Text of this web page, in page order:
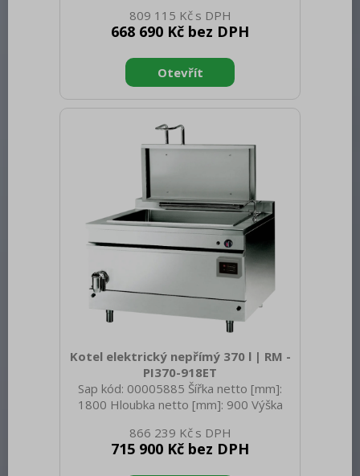
(00012273) Sap kód: 00014493 Šířka
netto [mm]: 2519 Hloubka netto [mm]:
netto [kg]: 383.00 Šířka brutto [mm]:
3100 Hloubka brutto [mm]: 920 Výška
brutto [mm]: 1850 Hmotnost brutto
zařízení Typ ovládání: Digitální Materiál:
AISI 304 Příkon elektrický [kW]: 37.700
Napájení: 400 V / 3N - 50 Hz Počet
programů: 4 Otevírání zařízení:
809 115 Kč
668 690 Kč bez DPH
Kotel elektrický nepřímý 370 l | RM -
PI370-918ET
Sap kód: 00005885 Šířka netto [mm]:
1800 Hloubka netto [mm]: 900 Výška
390.00 Šířka brutto [mm]: 1800 Hloubka
brutto [mm]: 900 Výška brutto [mm]:
866 239 Kč
715 900 Kč bez DPH